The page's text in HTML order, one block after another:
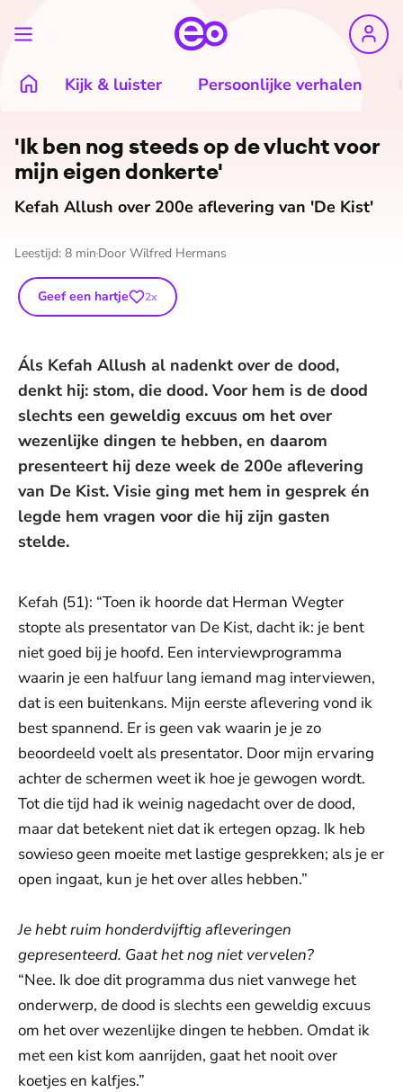
Kijk & luister Persoonlijke verhalen
'Ik ben nog steeds op de vlucht voor
mijn eigen donkerte'
Kefah Allush over 200e aflevering van 'De Kist'
Leestijd: 8 min Door Wilfred Hermans
Geef een hartje 2x
Áls Kefah Allush al nadenkt over de dood,
denkt hij: stom, die dood. Voor hem is de dood
slechts een geweldig excuus om het over
wezenlijke dingen te hebben, en daarom
presenteert hij deze week de 200e aflevering
van De Kist. Visie ging met hem in gesprek én
legde hem vragen voor die hij zijn gasten
stelde.
Kefah (51): “Toen ik hoorde dat Herman Wegter
stopte als presentator van De Kist, dacht ik: je bent
niet goed bij je hoofd. Een interviewprogramma
waarin je een halfuur lang iemand mag interviewen,
dat is een buitenkans. Mijn eerste aflevering vond ik
best spannend. Er is geen vak waarin je je zo
beoordeeld voelt als presentator. Door mijn ervaring
achter de schermen weet ik hoe je gewogen wordt.
Tot die tijd had ik weinig nagedacht over de dood,
maar dat betekent niet dat ik ertegen opzag. Ik heb
sowieso geen moeite met lastige gesprekken; als je er
open ingaat, kun je het over alles hebben.”
Je hebt ruim honderdvijftig afleveringen
gepresenteerd. Gaat het nog niet vervelen?
“Nee. Ik doe dit programma dus niet vanwege het
onderwerp, de dood is slechts een geweldig excuus
om het over wezenlijke dingen te hebben. Omdat ik
met een kist kom aanrijden, gaat het nooit over
koetjes en kalfjes.”